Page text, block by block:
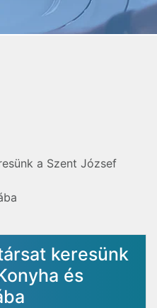
a Szent József
keresünk
és